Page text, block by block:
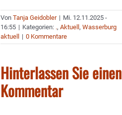
VonTanja Geidobler | Mi. 12.11.2025 -
16:55 | Kategorien: .,Aktuell,Wasserburg
aktuell
| 0 Kommentare
Hinterlassen Sie einen
Kommentar